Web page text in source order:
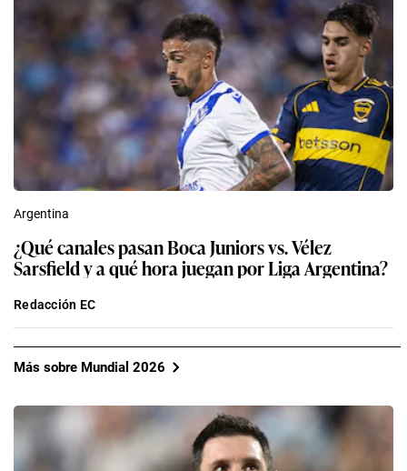
Argentina
¿Qué canales pasan Boca Juniors vs. Vélez
Sarsfield y a qué hora juegan por Liga Argentina?
Redacción EC
Más sobre Mundial 2026